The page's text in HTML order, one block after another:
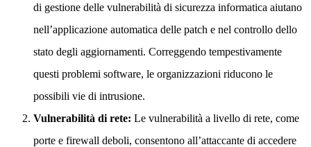
di gestione delle vulnerabilità di sicurezza informatica aiutano
nell’applicazione automatica delle patch e nel controllo dello
stato degli aggiornamenti. Correggendo tempestivamente
questi problemi software, le organizzazioni riducono le
possibili vie di intrusione.
Vulnerabilità di rete: Le vulnerabilità a livello di rete, come
porte e firewall deboli, consentono all’attaccante di accedere